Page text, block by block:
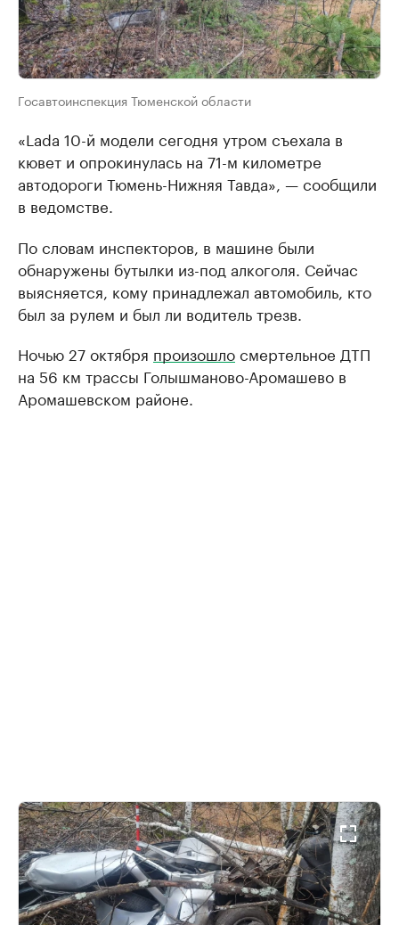
Госавтоинспекция Тюменской области
«Lada 10-й модели сегодня утром съехала в
кювет и опрокинулась на 71-м километре
автодороги Тюмень-Нижняя Тавда», — сообщили
в ведомстве.
По словам инспекторов, в машине были
обнаружены бутылки из-под алкоголя. Сейчас
выясняется, кому принадлежал автомобиль, кто
был за рулем и был ли водитель трезв.
Ночью 27 октября произошлосмертельное ДТП
на 56 км трассы Голышманово-Аромашево в
Аромашевском районе.